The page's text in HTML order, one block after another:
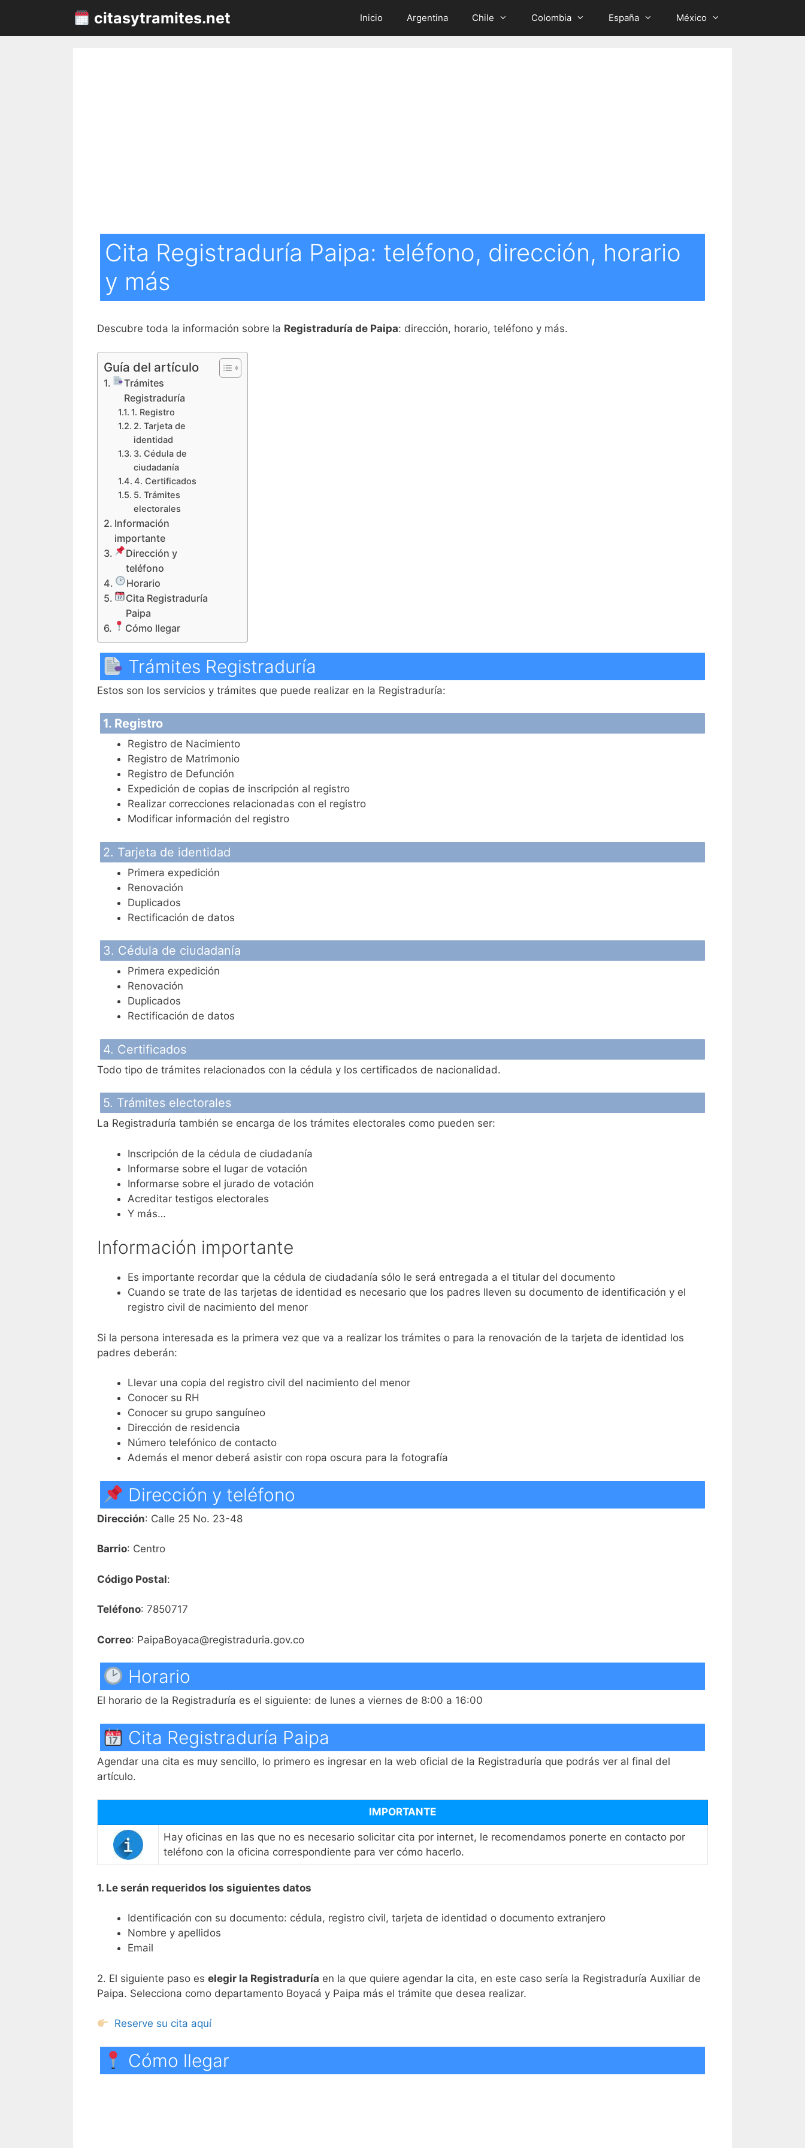
contenido
citasytramites.net Inicio Argentina Chile Colombia España México
Cita Registraduría Paipa: teléfono, dirección, horario
y más
Descubre toda la información sobre la Registraduría de Paipa: dirección, horario, teléfono y más.
Guía del artículo
Trámites
Registraduría
1. Registro
2. Tarjeta de
identidad
3. Cédula de
ciudadanía
4. Certificados
5. Trámites
electorales
Información
importante
Dirección y
teléfono
Horario
Cita Registraduría
Paipa
Cómo llegar
Trámites Registraduría
Estos son los servicios y trámites que puede realizar en la Registraduría:
1. Registro
Registro de Nacimiento
Registro de Matrimonio
Registro de Defunción
Expedición de copias de inscripción al registro
Realizar correcciones relacionadas con el registro
Modificar información del registro
2. Tarjeta de identidad
Primera expedición
Renovación
Duplicados
Rectificación de datos
3. Cédula de ciudadanía
Primera expedición
Renovación
Duplicados
Rectificación de datos
4. Certificados
Todo tipo de trámites relacionados con la cédula y los certificados de nacionalidad.
5. Trámites electorales
La Registraduría también se encarga de los trámites electorales como pueden ser:
Inscripción de la cédula de ciudadanía
Informarse sobre el lugar de votación
Informarse sobre el jurado de votación
Acreditar testigos electorales
Y más…
Información importante
Es importante recordar que la cédula de ciudadanía sólo le será entregada a el titular del documento
Cuando se trate de las tarjetas de identidad es necesario que los padres lleven su documento de identificación y el
registro civil de nacimiento del menor
Si la persona interesada es la primera vez que va a realizar los trámites o para la renovación de la tarjeta de identidad los
padres deberán:
Llevar una copia del registro civil del nacimiento del menor
Conocer su RH
Conocer su grupo sanguíneo
Dirección de residencia
Número telefónico de contacto
Además el menor deberá asistir con ropa oscura para la fotografía
Dirección y teléfono
Dirección: Calle 25 No. 23-48
Barrio: Centro
Código Postal:
Teléfono: 7850717
Correo: PaipaBoyaca@registraduria.gov.co
Horario
El horario de la Registraduría es el siguiente: de lunes a viernes de 8:00 a 16:00
Cita Registraduría Paipa
Agendar una cita es muy sencillo, lo primero es ingresar en la web oficial de la Registraduría que podrás ver al final del
artículo.
IMPORTANTE
Hay oficinas en las que no es necesario solicitar cita por internet, le recomendamos ponerte en contacto por
teléfono con la oficina correspondiente para ver cómo hacerlo.
1. Le serán requeridos los siguientes datos
Identificación con su documento: cédula, registro civil, tarjeta de identidad o documento extranjero
Nombre y apellidos
Email
2. El siguiente paso es elegir la Registraduría en la que quiere agendar la cita, en este caso sería la Registraduría Auxiliar de
Paipa. Selecciona como departamento Boyacá y Paipa más el trámite que desea realizar.
Reserve su cita aquí
Cómo llegar